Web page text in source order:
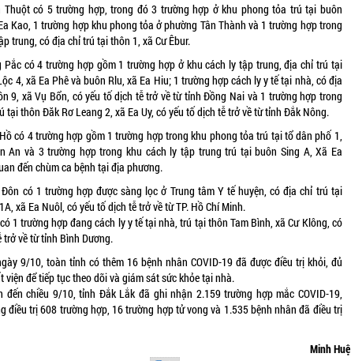
Thuột có 5 trường hợp, trong đó 3 trường hợp ở khu phong tỏa trú tại buôn
Kao, 1 trường hợp khu phong tỏa ở phường Tân Thành và 1 trường hợp trong
trung, có địa chỉ trú tại thôn 1, xã Cư Êbur.
Pắc có 4 trường hợp gồm 1 trường hợp ở khu cách ly tập trung, địa chỉ trú tại
4, xã Ea Phê và buôn Rlu, xã Ea Hiu; 1 trường hợp cách ly y tế tại nhà, có địa
9, xã Vụ Bổn, có yếu tố dịch tễ trở về từ tỉnh Đồng Nai và 1 trường hợp trong
tại thôn Đăk Rơ Leang 2, xã Ea Uy, có yếu tố dịch tễ trở về từ tỉnh Đắk Nông.
có 4 trường hợp gồm 1 trường hợp trong khu phong tỏa trú tại tổ dân phố 1,
An và 3 trường hợp trong khu cách ly tập trung trú tại buôn Sing A, Xã Ea
đến chùm ca bệnh tại địa phương.
Đôn có 1 trường hợp được sàng lọc ở Trung tâm Y tế huyện, có địa chỉ trú tại
xã Ea Nuôl, có yếu tố dịch tễ trở về từ TP. Hồ Chí Minh.
1 trường hợp đang cách ly y tế tại nhà, trú tại thôn Tam Bình, xã Cư Klông, có
trở về từ tỉnh Bình Dương.
9/10, toàn tỉnh có thêm 16 bệnh nhân COVID-19 đã được điều trị khỏi, đủ
viện để tiếp tục theo dõi và giám sát sức khỏe tại nhà.
đến chiều 9/10, tỉnh Đắk Lắk đã ghi nhận 2.159 trường hợp mắc COVID-19,
điều trị 608 trường hợp, 16 trường hợp tử vong và 1.535 bệnh nhân đã điều trị
Minh Huệ